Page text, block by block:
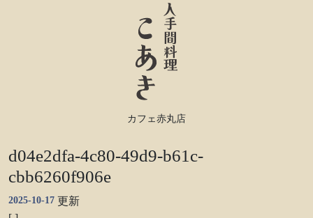
カフェ赤丸店
d04e2dfa-4c80-49d9-b61c-
cbb6260f906e
2025-10-17 更新